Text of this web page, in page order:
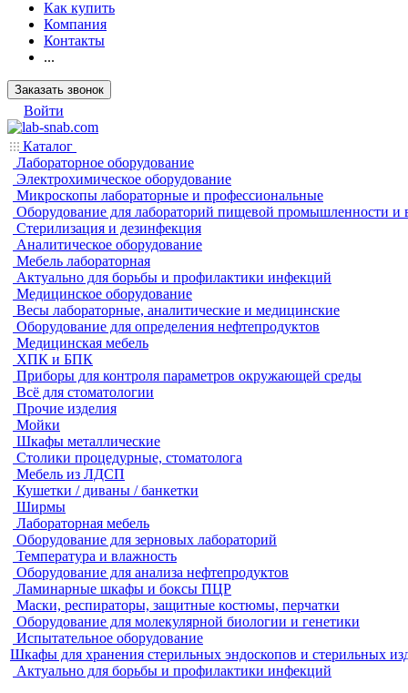
Как купить
Компания
Контакты
...
Заказать звонок
Войти
Каталог
Лабораторное оборудование
Электрохимическое оборудование
Микроскопы лабораторные и профессиональные
Оборудование для лабораторий пищевой промышленности и
Стерилизация и дезинфекция
Аналитическое оборудование
Мебель лабораторная
Актуально для борьбы и профилактики инфекций
Медицинское оборудование
Весы лабораторные, аналитические и медицинские
Оборудование для определения нефтепродуктов
Медицинская мебель
ХПК и БПК
Приборы для контроля параметров окружающей среды
Всё для стоматологии
Прочие изделия
Мойки
Шкафы металлические
Столики процедурные, стоматолога
Мебель из ЛДСП
Кушетки / диваны / банкетки
Ширмы
Лабораторная мебель
Оборудование для зерновых лабораторий
Температура и влажность
Оборудование для анализа нефтепродуктов
Ламинарные шкафы и боксы ПЦР
Маски, респираторы, защитные костюмы, перчатки
Оборудование для молекулярной биологии и генетики
Испытательное оборудование
Шкафы для хранения стерильных эндоскопов и стерильных
Актуально для борьбы и профилактики инфекций